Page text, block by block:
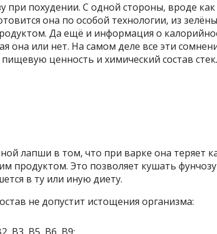
при похудении. С одной стороны, вроде
она по особой технологии, из
Да ещё и информация о
она или нет. На самом деле все эти
ценность и химический состав
лапши в том, что при варке она теряет
продуктом. Это позволяет кушать
в ту или иную диету.
не допустит истощения организма: